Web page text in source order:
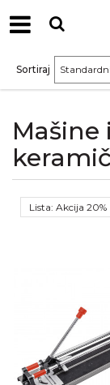
Mašine
Sortiraj
Lista: Akcija 20%